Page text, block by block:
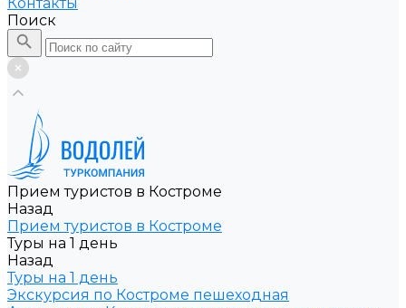
Поиск
Прием туристов в Костроме
Назад
Прием туристов в Костроме
Туры на 1 день
Назад
Туры на 1 день
Экскурсия по Костроме пешеходная